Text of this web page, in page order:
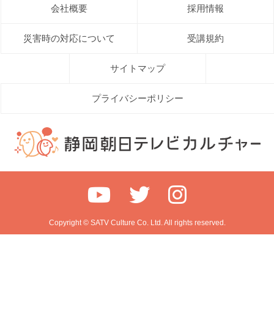
会社概要 採用情報
災害時の対応について 受講規約
サイトマップ
プライバシーポリシー
Copyright © SATV Culture Co. Ltd. All rights reserved.